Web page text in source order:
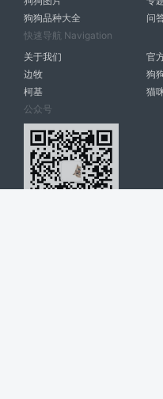
狗狗品种大全
问
快速导航 Navigation
关于我们
官
边牧
狗
柯基
猫
公众号